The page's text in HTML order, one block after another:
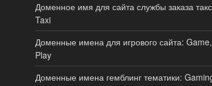
Доменное имя для сайта службы заказа
Taxi
Доменные имена для игрового сайта: Game,
Play
Доменные имена гемблинг тематики: